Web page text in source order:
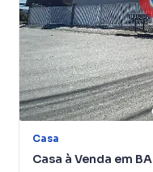
Casa
Casa à Venda em